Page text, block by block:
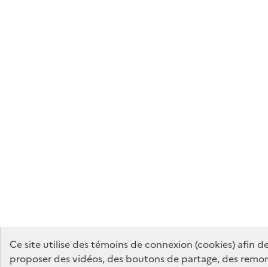
Ce site utilise des témoins de connexion (cookies) afin
proposer des vidéos, des boutons de partage, des